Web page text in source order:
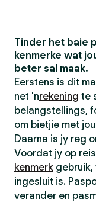
Tinder het baie
kenmerke wat
beter sal maak.
Eerstens is dit
net 'nrekening te
belangstellings,
om bietjie met
Daarna is jy reg
Voordat jy op
kenmerk gebruik,
ingesluit is.
verander en